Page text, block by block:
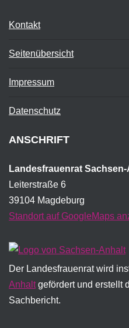
Kontakt
Seitenübersicht
Impressum
Datenschutz
ANSCHRIFT
Landesfrauenrat Sachsen-
Leiterstraße 6
39104 Magdeburg
Standort auf GoogleMaps
Der Landesfrauenrat wird
Anhaltgefördert und erstellt
Sachbericht.